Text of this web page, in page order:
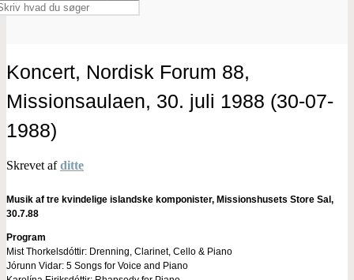
Koncert, Nordisk Forum 88,
Missionsaulaen, 30. juli 1988 (30-07-
1988)
Skrevet afditte
Musik af tre kvindelige islandske komponister, Missionshusets Store Sal,
30.7.88
Program
Mist Thorkelsdóttir: Drenning, Clarinet, Cello & Piano
Jórunn Vidar: 5 Songs for Voice and Piano